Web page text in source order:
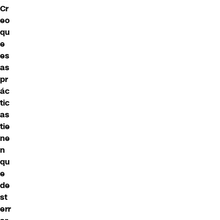
Cr
eo
qu
e
es
as
pr
ác
tic
as
tie
ne
n
qu
e
de
st
err